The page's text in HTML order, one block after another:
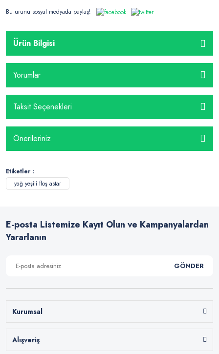
Bu ürünü sosyal medyada paylaş!
Ürün Bilgisi
Yorumlar
Taksit Seçenekleri
Önerileriniz
Etiketler :
yağ yeşili floş astar
E-posta Listemize Kayıt Olun ve Kampanyalardan
Yararlanın
GÖNDER
Kurumsal
Alışveriş